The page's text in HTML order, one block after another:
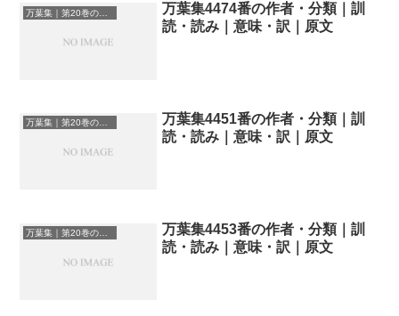
万葉集｜第20巻の和歌一覧
万葉集4474番の作者・分類｜訓
読・読み｜意味・訳｜原文
万葉集｜第20巻の和歌一覧
万葉集4451番の作者・分類｜訓
読・読み｜意味・訳｜原文
万葉集｜第20巻の和歌一覧
万葉集4453番の作者・分類｜訓
読・読み｜意味・訳｜原文